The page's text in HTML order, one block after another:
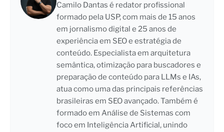
Camilo Dantas é redator profissional
formado pela USP, com mais de 15 anos
em jornalismo digital e 25 anos de
experiência em SEO e estratégia de
conteúdo. Especialista em arquitetura
semântica, otimização para buscadores e
preparação de conteúdo para LLMs e IAs,
atua como uma das principais referências
brasileiras em SEO avançado. Também é
formado em Análise de Sistemas com
foco em Inteligência Artificial, unindo